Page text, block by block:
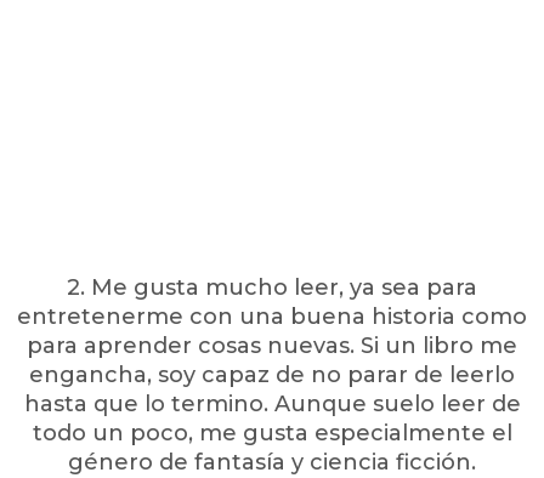
2. Me gusta mucho leer, ya sea para
entretenerme con una buena historia como
para aprender cosas nuevas. Si un libro me
engancha, soy capaz de no parar de leerlo
hasta que lo termino. Aunque suelo leer de
todo un poco, me gusta especialmente el
género de fantasía y ciencia ficción.